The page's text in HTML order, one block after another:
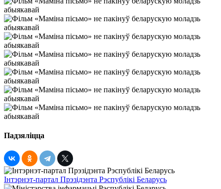
Падзяліцца
Інтэрнэт-партал Прэзідэнта Рэспублікі Беларусь